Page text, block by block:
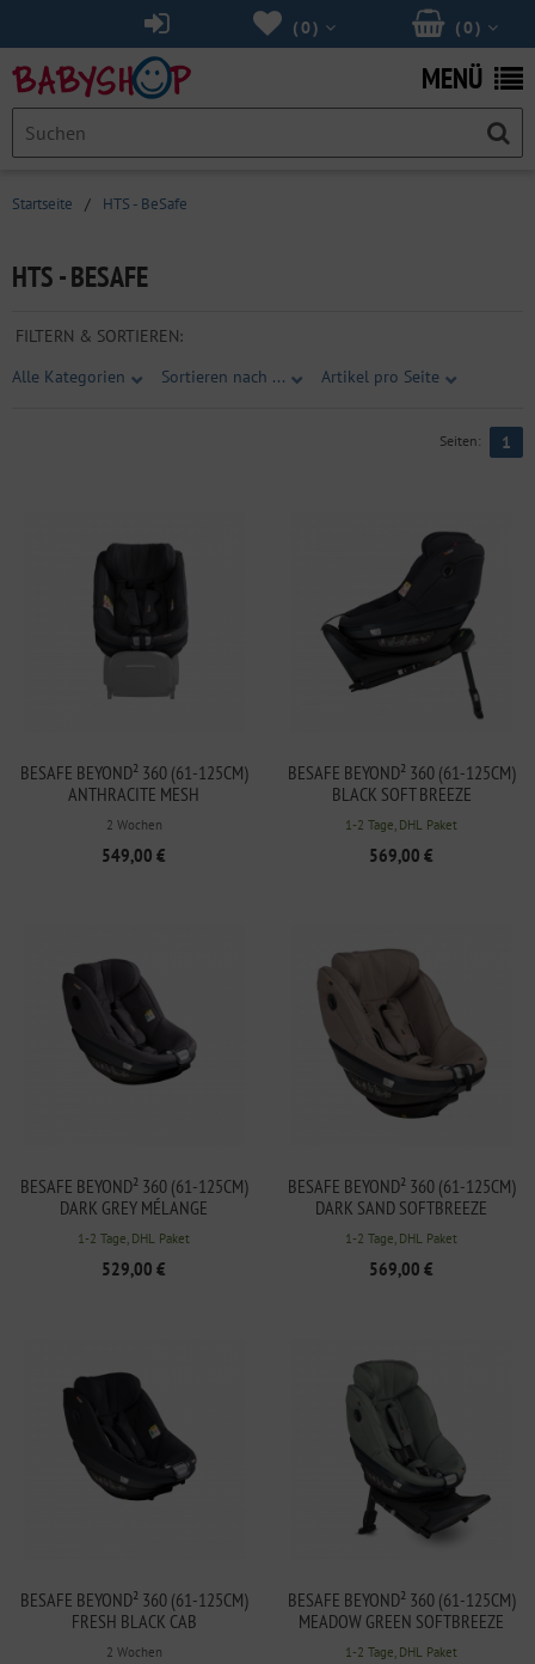
(0 )
(0 )
MENÜ
Startseite / HTS - BeSafe
HTS - BESAFE
FILTERN & SORTIEREN:
Alle Kategorien
Sortieren nach ... Artikel pro Seite
Seiten: 1
BESAFE BEYOND² 360 (61-125CM)
ANTHRACITE MESH
2 Wochen
549,00 €
BESAFE BEYOND² 360 (61-125CM)
BLACK SOFT BREEZE
1-2 Tage, DHL Paket
569,00 €
BESAFE BEYOND² 360 (61-125CM)
DARK GREY MÉLANGE
1-2 Tage, DHL Paket
529,00 €
BESAFE BEYOND² 360 (61-125CM)
DARK SAND SOFTBREEZE
1-2 Tage, DHL Paket
569,00 €
BESAFE BEYOND² 360 (61-125CM)
FRESH BLACK CAB
2 Wochen
BESAFE BEYOND² 360 (61-125CM)
MEADOW GREEN SOFTBREEZE
1-2 Tage, DHL Paket